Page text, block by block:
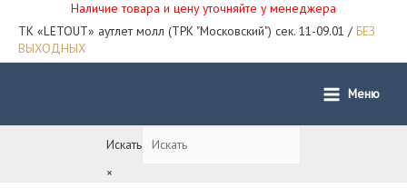
Наличие товара и цену уточняйте у менеджера
ТК «LETOUT» аутлет молл (ТРК "Московский") сек. 11-09.01 / БЕЗ
ВЫХОДНЫХ
Main
Меню
Искать
×